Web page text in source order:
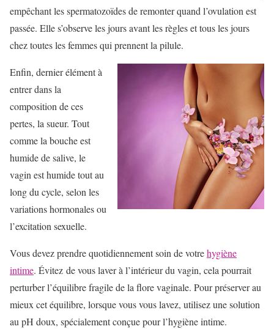
empêchant les spermatozoïdes de remonter quand l’ovulation est
passée. Elle s’observe les jours avant les règles et tous les jours
chez toutes les femmes qui prennent la pilule.
Enfin, dernier élément à
entrer dans la
composition de ces
pertes, la sueur. Tout
comme la bouche est
humide de salive, le
vagin est humide tout au
long du cycle, selon les
variations hormonales ou
l’excitation sexuelle.
Vous devez prendre quotidiennement soin de votrehygiène
intime. Évitez de vous laver à l’intérieur du vagin, cela pourrait
perturber l’équilibre fragile de la flore vaginale. Pour préserver au
mieux cet équilibre, lorsque vous vous lavez, utilisez une solution
au pH doux, spécialement conçue pour l’hygiène intime.